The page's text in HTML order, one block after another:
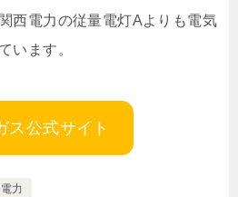
西電力の従量電灯Aよりも電気
います。
ス公式サイト
力